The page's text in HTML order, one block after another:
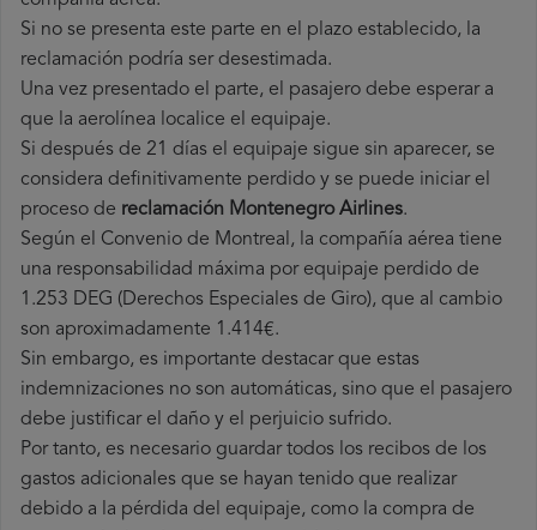
Si no se presenta este parte en el plazo establecido, la
reclamación podría ser desestimada.
Una vez presentado el parte, el pasajero debe esperar a
que la aerolínea localice el equipaje.
Si después de 21 días el equipaje sigue sin aparecer, se
considera definitivamente perdido y se puede iniciar el
proceso de reclamación Montenegro Airlines.
Según el Convenio de Montreal, la compañía aérea tiene
una responsabilidad máxima por equipaje perdido de
1.253 DEG (Derechos Especiales de Giro), que al cambio
son aproximadamente 1.414€.
Sin embargo, es importante destacar que estas
indemnizaciones no son automáticas, sino que el pasajero
debe justificar el daño y el perjuicio sufrido.
Por tanto, es necesario guardar todos los recibos de los
gastos adicionales que se hayan tenido que realizar
debido a la pérdida del equipaje, como la compra de